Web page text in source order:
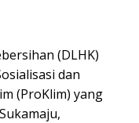
(DLHK)
dan
(ProKlim) yang